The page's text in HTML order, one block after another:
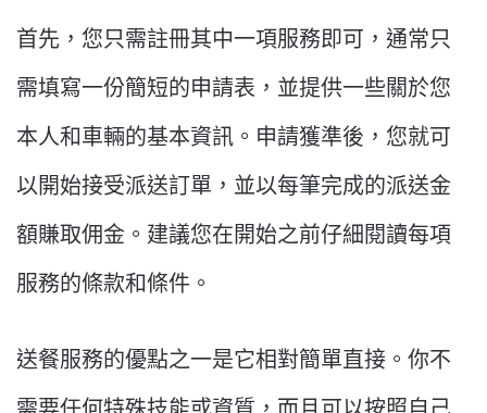
首先，您只需註冊其中一項服務即可，通常只
需填寫一份簡短的申請表，並提供一些關於您
本人和車輛的基本資訊。申請獲準後，您就可
以開始接受派送訂單，並以每筆完成的派送金
額賺取佣金。建議您在開始之前仔細閱讀每項
服務的條款和條件。
送餐服務的優點之一是它相對簡單直接。你不